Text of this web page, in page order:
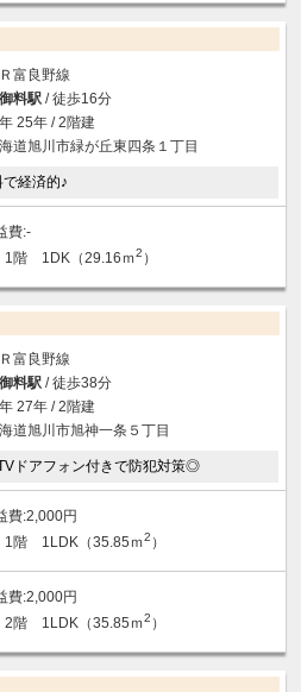
Ｒ富良野線
料駅/ 徒歩16分
25年 / 2階建
道旭川市緑が丘東四条１丁目
経済的♪
-
階 1DK（29.16ｍ2 ）
Ｒ富良野線
料駅/ 徒歩38分
27年 / 2階建
道旭川市旭神一条５丁目
ドアフォン付きで防犯対策◎
2,000円
階 1LDK（35.85ｍ2 ）
2,000円
階 1LDK（35.85ｍ2 ）